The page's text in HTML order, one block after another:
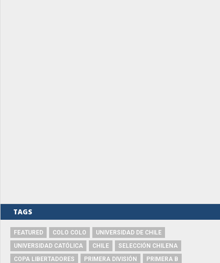
TAGS
FEATURED COLO COLO
UNIVERSIDAD DE CHILE
UNIVERSIDAD CATÓLICA
CHILE
SELECCIÓN CHILENA
COPA LIBERTADORES
PRIMERA DIVISIÓN
PRIMERA B